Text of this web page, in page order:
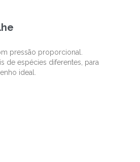
pressão proporcional.
de espécies diferentes, para
ideal.